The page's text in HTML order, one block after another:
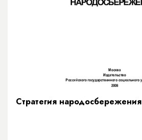
Стратегия народосбережения